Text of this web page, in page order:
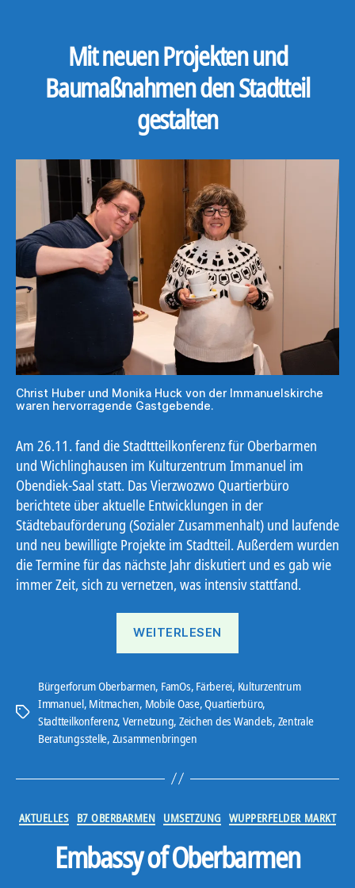
Mit neuen Projekten und
Baumaßnahmen den Stadtteil
gestalten
Christ Huber und Monika Huck von der Immanuelskirche
waren hervorragende Gastgebende.
Am 26.11. fand die Stadttteilkonferenz für Oberbarmen
und Wichlinghausen im Kulturzentrum Immanuel im
Obendiek-Saal statt. Das Vierzwozwo Quartierbüro
berichtete über aktuelle Entwicklungen in der
Städtebauförderung (Sozialer Zusammenhalt) und laufende
und neu bewilligte Projekte im Stadtteil. Außerdem wurden
die Termine für das nächste Jahr diskutiert und es gab wie
immer Zeit, sich zu vernetzen, was intensiv stattfand.
WEITERLESEN
Schlagwörter
Bürgerforum Oberbarmen, FamOs, Färberei, Kulturzentrum
Immanuel, Mitmachen, Mobile Oase,Quartierbüro,
Stadtteilkonferenz, Vernetzung, Zeichen des Wandels, Zentrale
Beratungsstelle, Zusammenbringen
Kategorien
AKTUELLES B7 OBERBARMEN UMSETZUNG WUPPERFELDER MARKT
Embassy of Oberbarmen